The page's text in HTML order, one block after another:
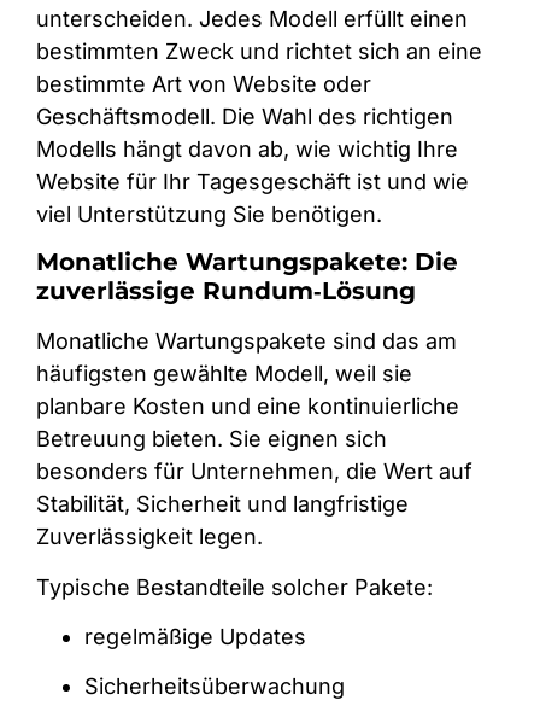
unterscheiden. Jedes Modell erfüllt einen
bestimmten Zweck und richtet sich an eine
bestimmte Art von Website oder
Geschäftsmodell. Die Wahl des richtigen
Modells hängt davon ab, wie wichtig Ihre
Website für Ihr Tagesgeschäft ist und wie
viel Unterstützung Sie benötigen.
Monatliche Wartungspakete: Die
zuverlässige Rundum‑Lösung
Monatliche Wartungspakete sind das am
häufigsten gewählte Modell, weil sie
planbare Kosten und eine kontinuierliche
Betreuung bieten. Sie eignen sich
besonders für Unternehmen, die Wert auf
Stabilität, Sicherheit und langfristige
Zuverlässigkeit legen.
Typische Bestandteile solcher Pakete:
regelmäßige Updates
Sicherheitsüberwachung